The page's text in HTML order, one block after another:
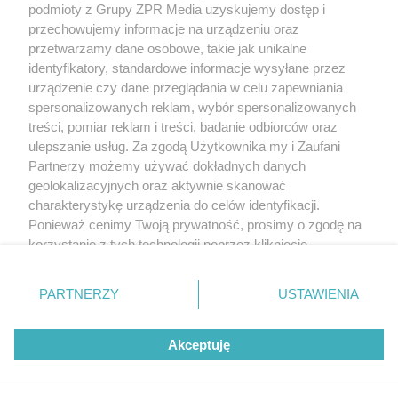
podmioty z Grupy ZPR Media uzyskujemy dostęp i
przechowujemy informacje na urządzeniu oraz
przetwarzamy dane osobowe, takie jak unikalne
identyfikatory, standardowe informacje wysyłane przez
urządzenie czy dane przeglądania w celu zapewniania
spersonalizowanych reklam, wybór spersonalizowanych
treści, pomiar reklam i treści, badanie odbiorców oraz
ulepszanie usług. Za zgodą Użytkownika my i Zaufani
Partnerzy możemy używać dokładnych danych
geolokalizacyjnych oraz aktywnie skanować
charakterystykę urządzenia do celów identyfikacji.
Ponieważ cenimy Twoją prywatność, prosimy o zgodę na
korzystanie z tych technologii poprzez kliknięcie
zmienić/wycofać klikając przycisk ustawień prywatności
znajdujący się w lewym dolnym rogu strony
rodzaje przetwarzania danych nie wymagają zgody
użytkownika, ale masz prawo sprzeciwić się takiemu
przetwarzaniu. Preferencje będą miały zastosowanie tylko
PARTNERZY USTAWIENIA
Akceptuję